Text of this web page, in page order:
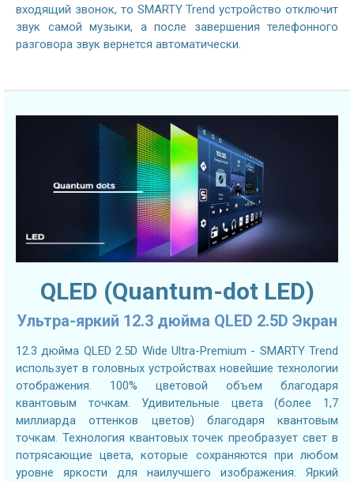
входящий звонок, то SMARTY Trend устройство отключит
звук самой музыки, а после завершения телефонного
разговора звук вернется автоматически.
QLED (Quantum-dot LED)
Ультра-яркий 12.3 дюйма QLED 2.5D Экран
12.3 дюйма QLED 2.5D Wide Ultra-Premium - SMARTY Trend
использует в головных устройствах новейшие технологии
отображения. 100% цветовой объем благодаря
квантовым точкам. Удивительные цвета (более 1,7
миллиарда оттенков цветов) благодаря квантовым
точкам. Технология квантовых точек преобразует свет в
потрясающие цвета, которые сохраняются при любом
уровне яркости для наилучшего изображения. Яркий